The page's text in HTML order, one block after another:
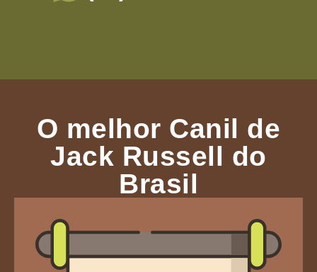
O melhor Canil de
Jack Russell do
Brasil